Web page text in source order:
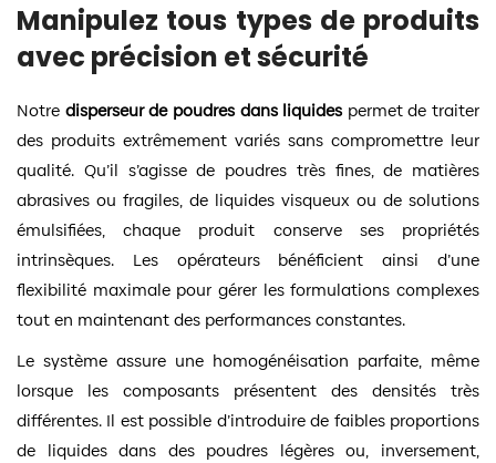
Manipulez tous types de produits
avec précision et sécurité
Notre disperseur de poudres dans liquides permet de traiter
des produits extrêmement variés sans compromettre leur
qualité. Qu’il s’agisse de poudres très fines, de matières
abrasives ou fragiles, de liquides visqueux ou de solutions
émulsifiées, chaque produit conserve ses propriétés
intrinsèques. Les opérateurs bénéficient ainsi d’une
flexibilité maximale pour gérer les formulations complexes
tout en maintenant des performances constantes.
Le système assure une homogénéisation parfaite, même
lorsque les composants présentent des densités très
différentes. Il est possible d’introduire de faibles proportions
de liquides dans des poudres légères ou, inversement,